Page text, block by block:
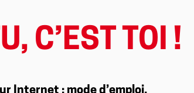
C’EST TOI !